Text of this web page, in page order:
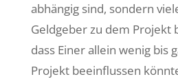
abhängig sind, sondern
Geldgeber zu dem Projekt
dass Einer allein wenig bis
Projekt beeinflussen